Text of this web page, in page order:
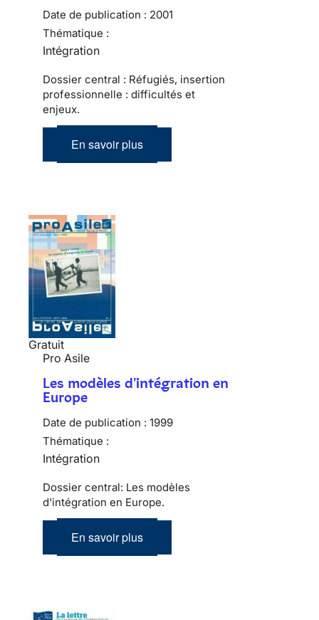
Date de publication : 2001
Thématique :
Intégration
Dossier central : Réfugiés, insertion
professionnelle : difficultés et
enjeux.
En savoir plus
Gratuit
Pro Asile
Les modèles d'intégration en
Europe
Date de publication : 1999
Thématique :
Intégration
Dossier central: Les modèles
d'intégration en Europe.
En savoir plus